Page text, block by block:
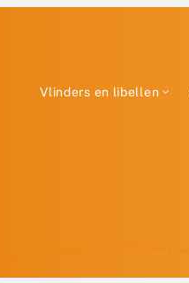
Vlinders en libellen